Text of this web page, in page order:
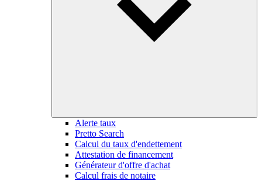
Alerte taux
Pretto Search
Calcul du taux d'endettement
Attestation de financement
Générateur d'offre d'achat
Calcul frais de notaire